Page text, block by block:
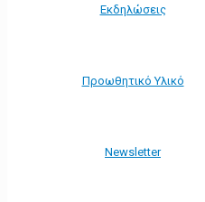
Εκδηλώσεις
Προωθητικό Υλικό
Νewsletter